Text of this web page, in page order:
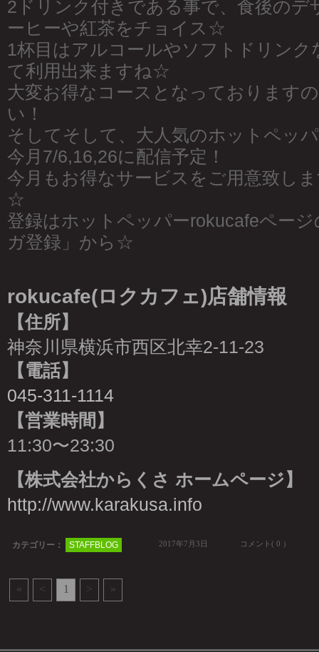
2ドリンク付きである事で、食後のデ
ーヒーや紅茶をチョイス☆
1杯目はアルコールやソフトドリンク
て利用出来ますね☆
大変お得なコースとなっております
い！
そしてそして、大人気のホットペッ
今月7/6,16,26に配信予定！
今月もお得なサービスをご用意致し
☆
登録はホットペッパーrokucafeペー
ガ登録」から☆
rokucafe(ロクカフェ)店舗情報
【住所】
神奈川県横浜市西区北幸2-11-23
【電話】
045-311-1114
【営業時間】
11:30〜23:30
【株式会社からくさ ホームページ】
http://www.karakusa.info
カテゴリー： STAFFBLOG 2017年7月3日 コメント( 0 ）
« < 1 > »